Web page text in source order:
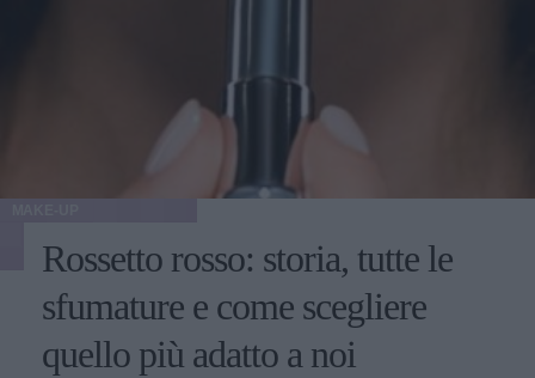
Rossetto rosso: storia, tutte le
sfumature e come scegliere
quello più adatto a noi